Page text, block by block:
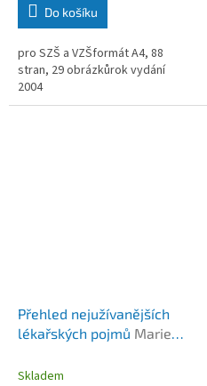
Do košíku
pro SZŠ a VZŠformát A4, 88
stran, 29 obrázkůrok vydání
2004
Přehled nejužívanějších
lékařských pojmů Marie
Skladem